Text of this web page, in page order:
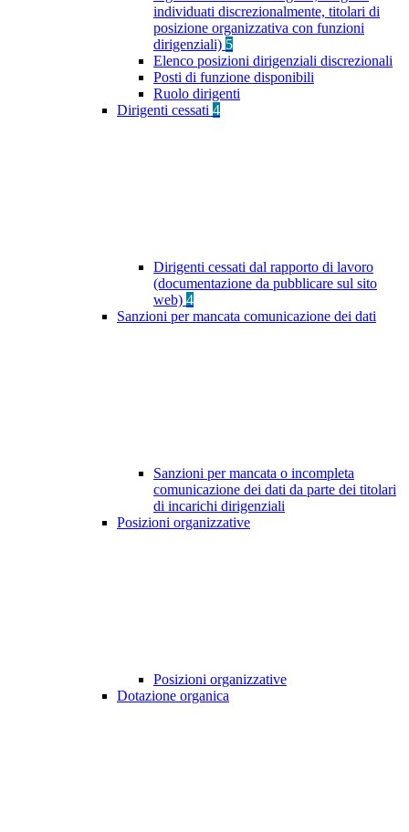
individuati discrezionalmente, titolari di
posizione organizzativa con funzioni
dirigenziali) 5
Elenco posizioni dirigenziali discrezionali
Posti di funzione disponibili
Ruolo dirigenti
Dirigenti cessati 4
Dirigenti cessati dal rapporto di lavoro
(documentazione da pubblicare sul sito
web) 4
Sanzioni per mancata comunicazione dei dati
Sanzioni per mancata o incompleta
comunicazione dei dati da parte dei titolari
di incarichi dirigenziali
Posizioni organizzative
Posizioni organizzative
Dotazione organica